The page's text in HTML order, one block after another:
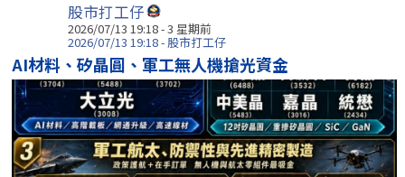
股市打工仔
2026/07/13 19:18 - 3 星期前
2026/07/13 19:18 - 股市打工仔
AI材料、矽晶圓、軍工無人機搶光資金